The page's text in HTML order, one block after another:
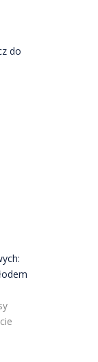
do